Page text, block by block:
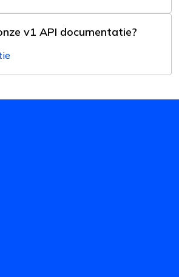
v1 API documentatie?